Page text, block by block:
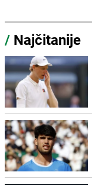
/ Najčitanije